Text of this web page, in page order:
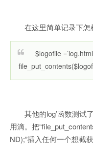
在这里简单记录下怎
$logofile
其他的log’函数测试
用滴。把
ND);”插入任何一个想截